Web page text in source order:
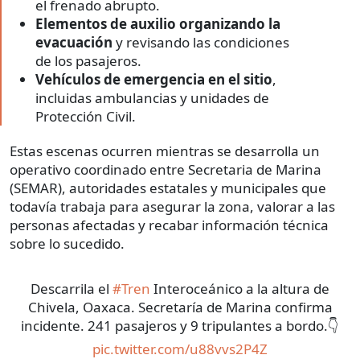
el frenado abrupto.
Elementos de auxilio organizando la
evacuación y revisando las condiciones
de los pasajeros.
Vehículos de emergencia en el sitio,
incluidas ambulancias y unidades de
Protección Civil.
Estas escenas ocurren mientras se desarrolla un
operativo coordinado entre Secretaria de Marina
(SEMAR), autoridades estatales y municipales que
todavía trabaja para asegurar la zona, valorar a las
personas afectadas y recabar información técnica
sobre lo sucedido.
Descarrila el #Tren Interoceánico a la altura de
Chivela, Oaxaca. Secretaría de Marina confirma
incidente. 241 pasajeros y 9 tripulantes a bordo.👇
pic.twitter.com/u88vvs2P4Z